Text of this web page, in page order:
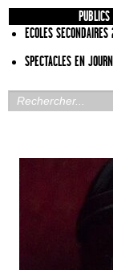
PUBLICS
ECOLES
SPECTACLES EN